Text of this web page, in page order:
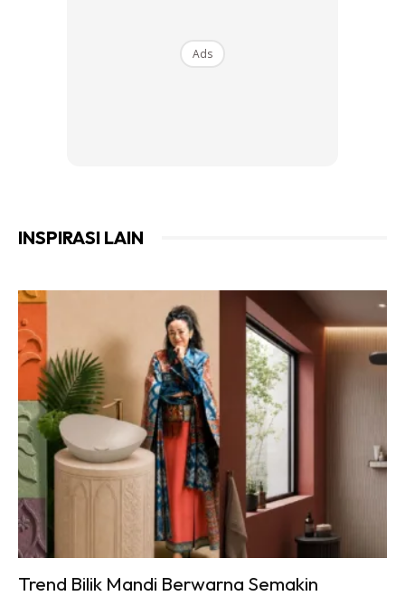
Dengan harga berpatutan daripada RM4.90 – RM12.90,
rangkaian makanan berasaskan tumbuhan ini boleh didapati
di semua Restoran IKEA Malaysia. Hidangan-hidangan
lazat ini boleh dinikmati melalui makan di restoran, bawa
pulang, atau Perkhidmatan Pesan & Ambil IKEA Food.
Ads
INSPIRASI LAIN
Trend Bilik Mandi Berwarna Semakin